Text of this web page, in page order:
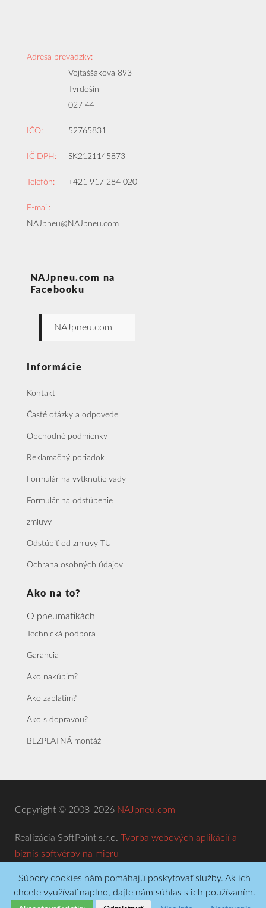
Adresa prevádzky:
Vojtaššákova 893
Tvrdošín
027 44
IČO: 52765831
IČ DPH: SK2121145873
Telefón: +421 917 284 020
E-mail:
NAJpneu@NAJpneu.com
NAJpneu.com na
Facebooku
NAJpneu.com
Informácie
Kontakt
Časté otázky a odpovede
Obchodné podmienky
Reklamačný poriadok
Formulár na vytknutie vady
Formulár na odstúpenie
zmluvy
Odstúpiť od zmluvy TU
Ochrana osobných údajov
Ako na to?
O pneumatikách
Technická podpora
Garancia
Ako nakúpim?
Ako zaplatím?
Ako s dopravou?
BEZPLATNÁ montáž
Copyright © 2008-2026 NAJpneu.com
Realizácia SoftPoint s.r.o. Tvorba webových aplikácií a
biznis softvérov na mieru
Súbory cookies nám pomáhajú poskytovať služby. Ak ich
chcete využívať naplno, dajte nám súhlas s ich používaním.